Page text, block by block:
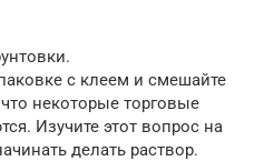
с клеем и смешайте
некоторые торговые
Изучите этот вопрос на
делать раствор.